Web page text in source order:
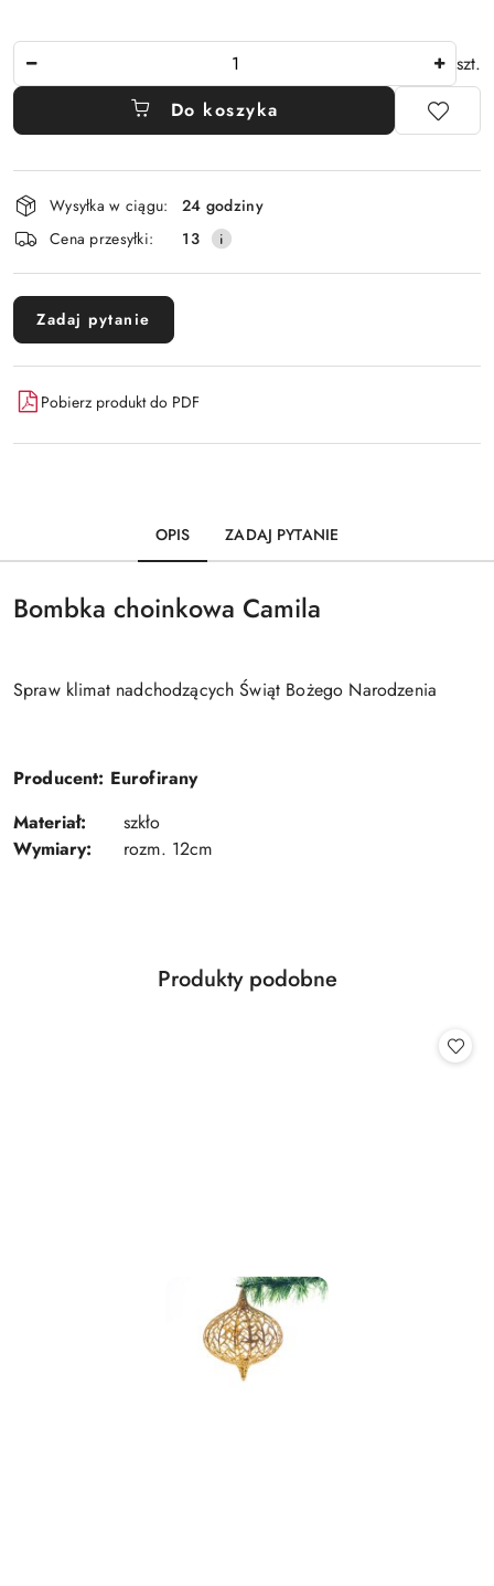
szt.
Do koszyka
Dostępność
i
dostawa
Wysyłka w ciągu:
24 godziny
Cena przesyłki:
13
Zadaj pytanie
Pobierz produkt do PDF
OPIS ZADAJ PYTANIE
Bombka choinkowa Camila
Spraw klimat nadchodzących Świąt Bożego Narodzenia
Producent: Eurofirany
Materiał:
szkło
Wymiary:
rozm. 12cm
Pomiń karuzelę produktów
Produkty
Produkty podobne